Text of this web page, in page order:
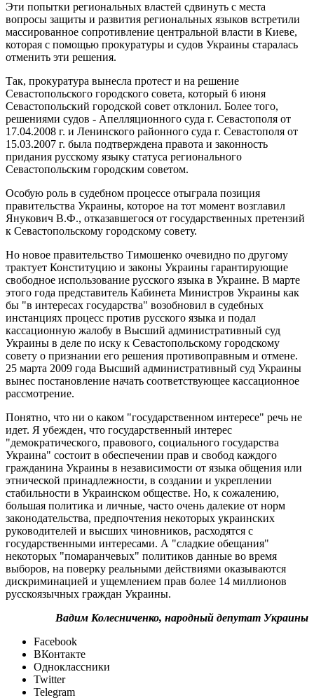
Эти попытки региональных властей сдвинуть с места
вопросы защиты и развития региональных языков встретили
массированное сопротивление центральной власти в Киеве,
которая с помощью прокуратуры и судов Украины старалась
отменить эти решения.
Так, прокуратура вынесла протест и на решение
Севастопольского городского совета, который 6 июня
Севастопольский городской совет отклонил. Более того,
решениями судов - Апелляционного суда г. Севастополя от
17.04.2008 г. и Ленинского районного суда г. Севастополя от
15.03.2007 г. была подтверждена правота и законность
придания русскому языку статуса регионального
Севастопольским городским советом.
Особую роль в судебном процессе отыграла позиция
правительства Украины, которое на тот момент возглавил
Янукович В.Ф., отказавшегося от государственных претензий
к Севастопольскому городскому совету.
Но новое правительство Тимошенко очевидно по другому
трактует Конституцию и законы Украины гарантирующие
свободное использование русского языка в Украине. В марте
этого года представитель Кабинета Министров Украины как
бы "в интересах государства" возобновил в судебных
инстанциях процесс против русского языка и подал
кассационную жалобу в Высший административный суд
Украины в деле по иску к Севастопольскому городскому
совету о признании его решения противоправным и отмене.
25 марта 2009 года Высший административный суд Украины
вынес постановление начать соответствующее кассационное
рассмотрение.
Понятно, что ни о каком "государственном интересе" речь не
идет. Я убежден, что государственный интерес
"демократического, правового, социального государства
Украина" состоит в обеспечении прав и свобод каждого
гражданина Украины в независимости от языка общения или
этнической принадлежности, в создании и укреплении
стабильности в Украинском обществе. Но, к сожалению,
большая политика и личные, часто очень далекие от норм
законодательства, предпочтения некоторых украинских
руководителей и высших чиновников, расходятся с
государственными интересами. А "сладкие обещания"
некоторых "помаранчевых" политиков данные во время
выборов, на поверку реальными действиями оказываются
дискриминацией и ущемлением прав более 14 миллионов
русскоязычных граждан Украины.
Вадим Колесниченко, народный депутат Украины
Facebook
ВКонтакте
Одноклассники
Twitter
Telegram